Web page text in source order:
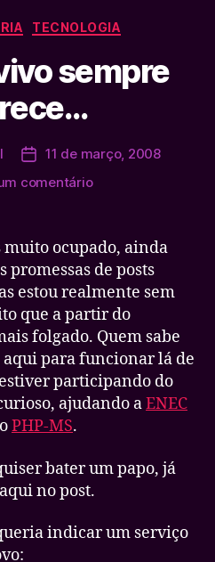
Categorias
TECNOLOGIA
sempre
Data11 de março, 2008
comentárioem
vivo
sempre
aparece…
muito ocupado, ainda
promessas de posts
estou realmente sem
que a partir do
folgado. Quem sabe
aqui para funcionar lá de
participando do
ajudando aENEC
PHP-MS.
bater um papo, já
no post.
indicar um serviço